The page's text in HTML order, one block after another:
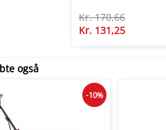
Kr. 170,66
Kr. 131,25
også
-10%